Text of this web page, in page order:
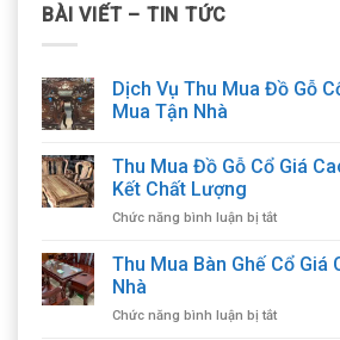
BÀI VIẾT – TIN TỨC
Dịch Vụ Thu Mua Đồ Gỗ
Mua Tận Nhà
Thu Mua Đồ Gỗ Cổ Giá
Kết Chất Lượng
Chức năng bình luận bị tắtở
Mua
Đồ
Cổ
Thu Mua Bàn Ghế Cổ Giá
Nhà
Chức năng bình luận bị tắtở